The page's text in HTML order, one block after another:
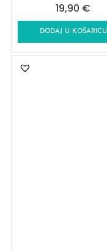
19,90 €
DODAJ U KOŠARICU